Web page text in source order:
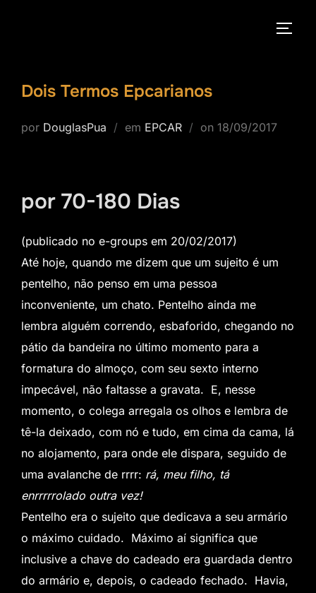
Dois Termos Epcarianos
por DouglasPua em EPCAR on Postado
18/09/2017
por 70-180 Dias
(publicado no e-groups em 20/02/2017)
Até hoje, quando me dizem que um sujeito é um
pentelho, não penso em uma pessoa
inconveniente, um chato. Pentelho ainda me
lembra alguém correndo, esbaforido, chegando no
pátio da bandeira no último momento para a
formatura do almoço, com seu sexto interno
impecável, não faltasse a gravata. E, nesse
momento, o colega arregala os olhos e lembra de
tê-la deixado, com nó e tudo, em cima da cama, lá
no alojamento, para onde ele dispara, seguido de
uma avalanche de rrrr: rá, meu filho, tá
enrrrrrolado outra vez!
Pentelho era o sujeito que dedicava a seu armário
o máximo cuidado. Máximo aí significa que
inclusive a chave do cadeado era guardada dentro
do armário e, depois, o cadeado fechado. Havia,